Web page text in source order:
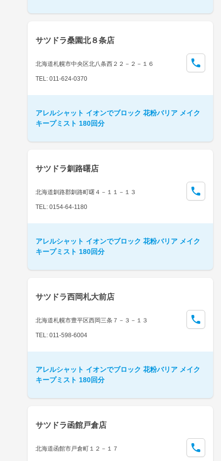
サツドラ桑園北８条店
北海道札幌市中央区北八条西２２－２－１６
TEL: 011-624-0370
アレルシャット イオンでブロック 花粉バリア メイク
キープミスト 180回分
サツドラ釧路曙店
北海道釧路郡釧路町曙４－１１－１３
TEL: 0154-64-1180
アレルシャット イオンでブロック 花粉バリア メイク
キープミスト 180回分
サツドラ西岡札大前店
北海道札幌市豊平区西岡三条７－３－１３
TEL: 011-598-6004
アレルシャット イオンでブロック 花粉バリア メイク
キープミスト 180回分
サツドラ函館戸倉店
北海道函館市戸倉町１２－１７